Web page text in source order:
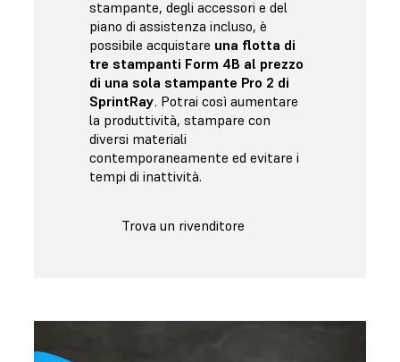
stampante, degli accessori e del
piano di assistenza incluso, è
possibile acquistare una flotta di
tre stampanti Form 4B al prezzo
di una sola stampante Pro 2 di
SprintRay. Potrai così aumentare
la produttività, stampare con
diversi materiali
contemporaneamente ed evitare i
tempi di inattività.
Trova un rivenditore